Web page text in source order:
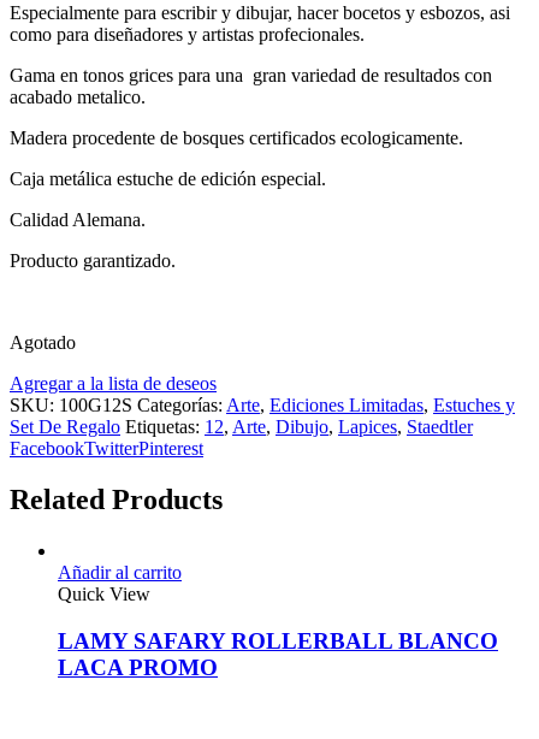
Especialmente para escribir y dibujar, hacer bocetos y esbozos, asi
como para diseñadores y artistas profecionales.
Gama en tonos grices para una gran variedad de resultados con
acabado metalico.
Madera procedente de bosques certificados ecologicamente.
Caja metálica estuche de edición especial.
Calidad Alemana.
Producto garantizado.
Agotado
Agregar a la lista de deseos
SKU: 100G12S Categorías: Arte, Ediciones Limitadas, Estuches y
Set De Regalo Etiquetas: 12, Arte, Dibujo, Lapices, Staedtler
FacebookTwitterPinterest
Related Products
Añadir al carrito
Quick View
LAMY SAFARY ROLLERBALL BLANCO
LACA PROMO